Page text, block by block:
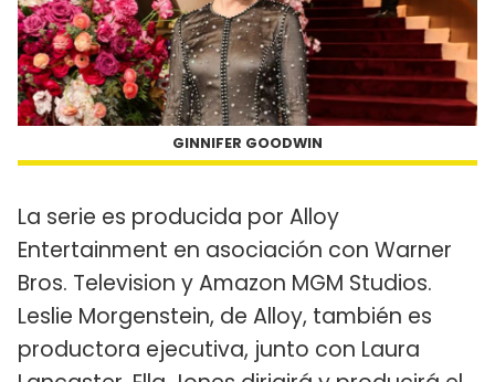
GINNIFER GOODWIN
La serie es producida por Alloy
Entertainment en asociación con Warner
Bros. Television y Amazon MGM Studios.
Leslie Morgenstein, de Alloy, también es
productora ejecutiva, junto con Laura